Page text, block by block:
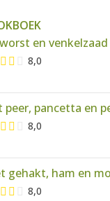
en venkelzaad
8,0
pancetta en
8,0
gehakt, ham en
8,0